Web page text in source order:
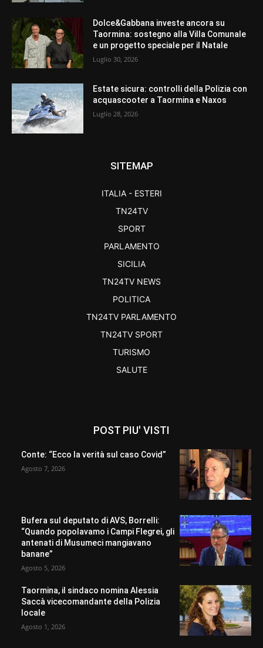
Dolce&Gabbana investe ancora su
Taormina: sostegno alla Villa Comunale
e un progetto speciale per il Natale
Luglio 30, 2026
Estate sicura: controlli della Polizia con
acquascooter a Taormina e Naxos
Luglio 28, 2026
SITEMAP
ITALIA - ESTERI
TN24TV
SPORT
PARLAMENTO
SICILIA
TN24TV NEWS
POLITICA
TN24TV PARLAMENTO
TN24TV SPORT
TURISMO
SALUTE
POST PIU' VISTI
Conte: “Ecco la verità sul caso Covid”
Agosto 7, 2026
Bufera sul deputato di AVS, Borrelli:
“Quando popolavamo i Campi Flegrei, gli
antenati di Musumeci mangiavano
banane”
Agosto 5, 2026
Taormina, il sindaco nomina Alessia
Saccà vicecomandante della Polizia
locale
Agosto 1, 2026